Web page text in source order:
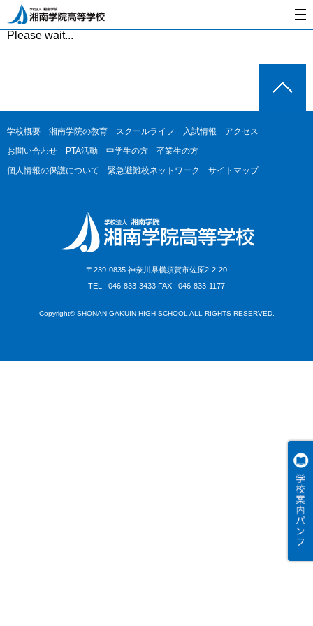
Please wait...
学校概要 湘南学院の教育 スクールライフ 入試情報
アクセス
お問い合わせ
PTA活動 中学生の方
卒業生の方
個人情報の保護について
緊急避難校ネットワーク サイトマップ
〒239-0835 神奈川県横須賀市佐原2-2-20
TEL : 046-833-3433 FAX : 046-833-1177
Copyright© SHONAN GAKUIN HIGH SCHOOL ALL RIGHTS RESERVED.